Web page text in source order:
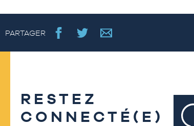
PARTAGER
RESTEZ
CONNECTÉ(E)